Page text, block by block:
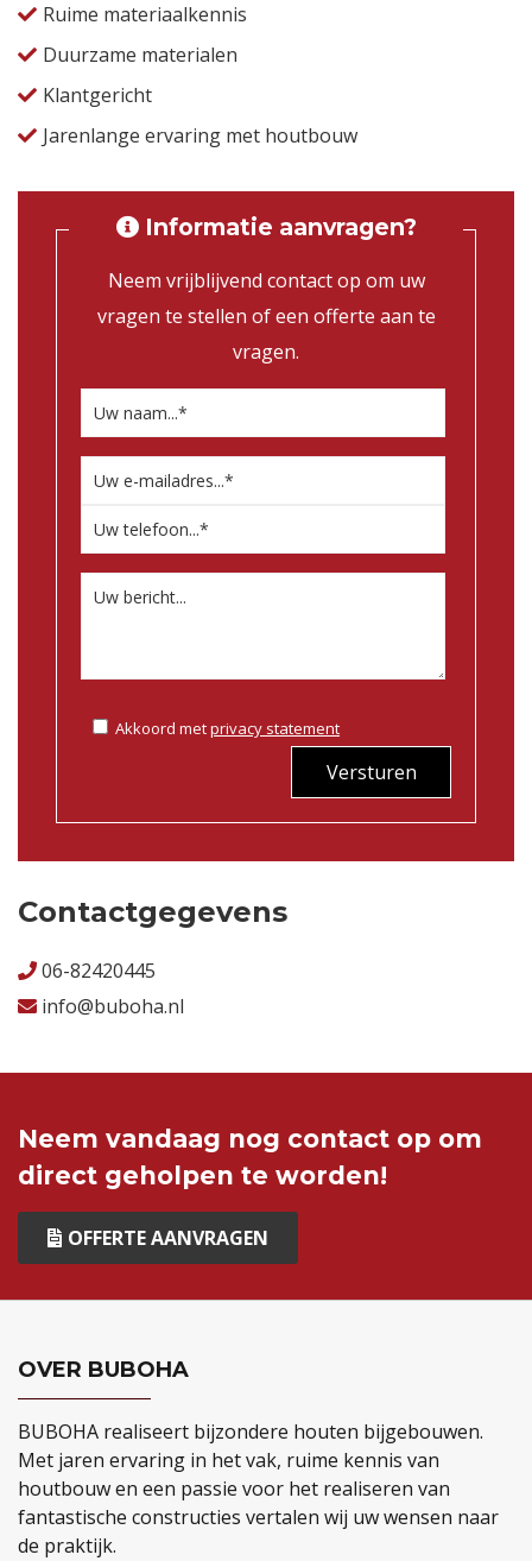
Ruime materiaalkennis
Duurzame materialen
Klantgericht
Jarenlange ervaring met houtbouw
Informatie aanvragen?
Neem vrijblijvend contact op om uw
vragen te stellen of een offerte aan te
vragen.
Akkoord metprivacy statement
Versturen
Contactgegevens
06-82420445
info@buboha.nl
Neem vandaag nog contact op om
direct geholpen te worden!
OFFERTE AANVRAGEN
OVER BUBOHA
BUBOHA realiseert bijzondere houten bijgebouwen.
Met jaren ervaring in het vak, ruime kennis van
houtbouw en een passie voor het realiseren van
fantastische constructies vertalen wij uw wensen naar
de praktijk.